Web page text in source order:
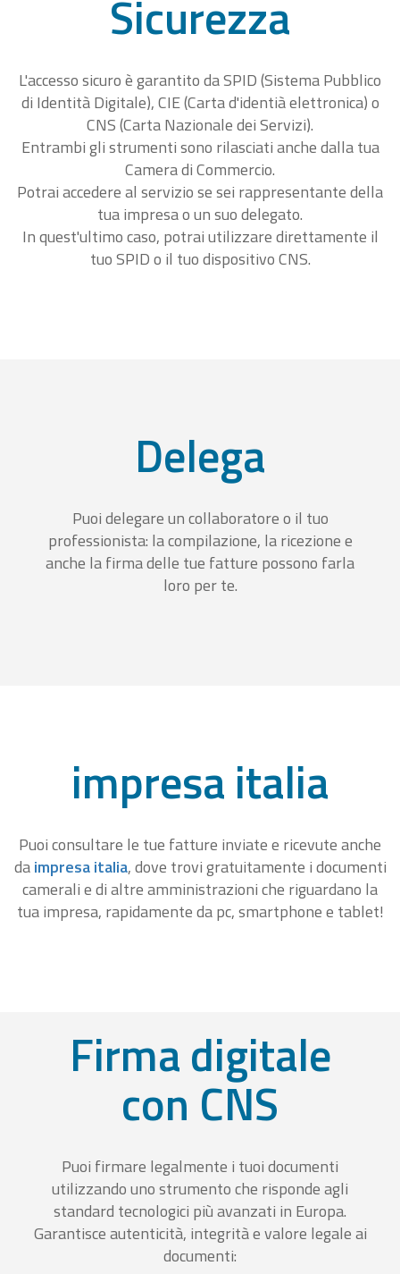
Sicurezza
L'accesso sicuro è garantito da SPID (Sistema Pubblico
di Identità Digitale), CIE (Carta d'identià elettronica) o
CNS (Carta Nazionale dei Servizi).
Entrambi gli strumenti sono rilasciati anche dalla tua
Camera di Commercio.
Potrai accedere al servizio se sei rappresentante della
tua impresa o un suo delegato.
In quest'ultimo caso, potrai utilizzare direttamente il
tuo SPID o il tuo dispositivo CNS.
Delega
Puoi delegare un collaboratore o il tuo
professionista: la compilazione, la ricezione e
anche la firma delle tue fatture possono farla
loro per te.
impresa italia
Puoi consultare le tue fatture inviate e ricevute anche
daimpresa italia, dove trovi gratuitamente i documenti
camerali e di altre amministrazioni che riguardano la
tua impresa, rapidamente da pc, smartphone e tablet!
Firma digitale
con CNS
Puoi firmare legalmente i tuoi documenti
utilizzando uno strumento che risponde agli
standard tecnologici più avanzati in Europa.
Garantisce autenticità, integrità e valore legale ai
documenti: